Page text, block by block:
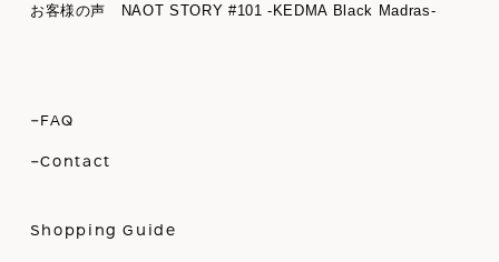
お客様の声 NAOT STORY #101 -KEDMA Black Madras-
-FAQ
-Contact
Shopping Guide